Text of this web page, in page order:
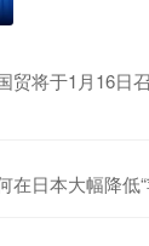
贸将于1月16日
在日本大幅降低“